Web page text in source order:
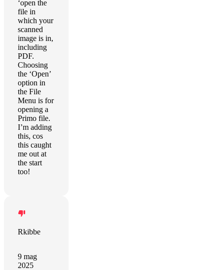
‘open the
file in
which your
scanned
image is in,
including
PDF.
Choosing
the ‘Open’
option in
the File
Menu is for
opening a
Primo file.
I’m adding
this, cos
this caught
me out at
the start
too!
Rkibbe
9 mag
2025